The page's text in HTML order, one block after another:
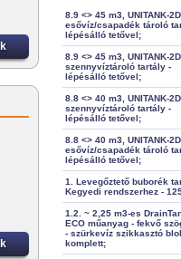
8.9 <> 45 m3, UNITANK-2D
esővíz/csapadék tároló
lépésálló tetővel;
8.9 <> 45 m3, UNITANK-2D
szennyvíztároló tartály -
lépésálló tetővel;
8.8 <> 40 m3, UNITANK-2D
szennyvíztároló tartály -
lépésálló tetővel;
8.8 <> 40 m3, UNITANK-2D
esővíz/csapadék tároló
lépésálló tetővel;
1. Levegőztető buborék
Kegyedi rendszerhez -
1.2. ~ 2,25 m3-es
ECO műanyag - fekvő
- szürkevíz szikkasztó
komplett;